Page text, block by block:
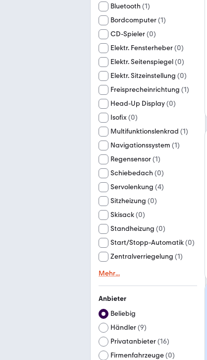
Bluetooth (1)
Bordcomputer(1)
CD-Spieler(0)
Elektr. Fensterheber(0)
Elektr. Seitenspiegel(0)
Elektr. Sitzeinstellung (0)
Freisprecheinrichtung (1)
Head-Up Display(0)
Isofix(0)
Multifunktionslenkrad (1)
Navigationssystem (1)
Regensensor(1)
Schiebedach (0)
Servolenkung (4)
Sitzheizung (0)
Skisack(0)
Standheizung (0)
Start/Stopp-Automatik(0)
Zentralverriegelung (1)
Mehr...
Anbieter
Beliebig
Händler(9)
Privatanbieter(16)
Firmenfahrzeuge(0)